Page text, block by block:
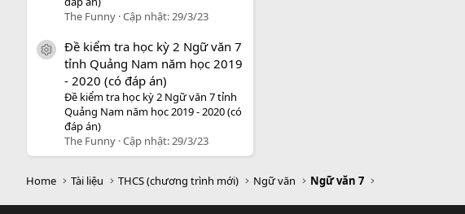
The Funny Cập nhật:29/3/23
icon tài liệu
Đề kiểm tra học kỳ 2 Ngữ văn 7
tỉnh Quảng Nam năm học 2019
- 2020 (có đáp án)
Đề kiểm tra học kỳ 2 Ngữ văn 7 tỉnh
Quảng Nam năm học 2019 - 2020 (có
đáp án)
The Funny Cập nhật: 29/3/23
Home Tài liệu THCS (chương trình mới) Ngữ văn Ngữ văn 7